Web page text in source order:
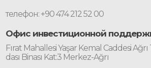
телефон: +90 474 212 52 00
Офис инвестиционной
Fırat Mahallesi Yaşar Kemal Caddesi
dası Binası Kat:3 Merkez-Ağrı